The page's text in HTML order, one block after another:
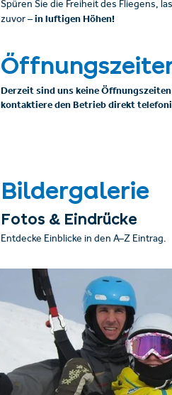
Spüren Sie die Freiheit des Fliegens,
zuvor – in luftigen Höhen!
Derzeit sind uns keine
kontaktiere den Betrieb direkt
Bildergalerie
Fotos & Eindrücke
Entdecke Einblicke in den A–Z Eintrag.